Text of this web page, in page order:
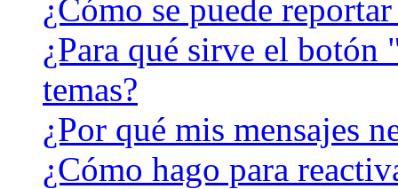
¿Cómo se puede
¿Para qué sirve el
temas?
¿Por qué mis mensajes
¿Cómo hago para